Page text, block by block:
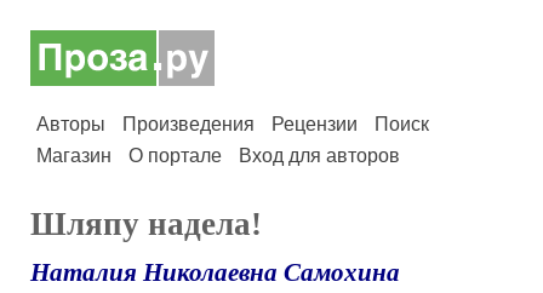
Авторы Произведения Рецензии
Поиск
Магазин
О портале Вход для авторов
Шляпу надела!
Наталия Николаевна Самохина